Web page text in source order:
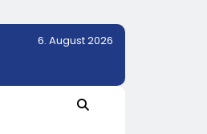
6. August 2026